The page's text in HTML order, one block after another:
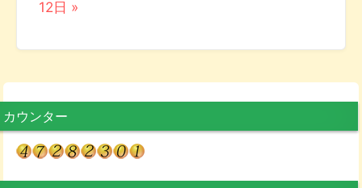
12日 »
カウンター